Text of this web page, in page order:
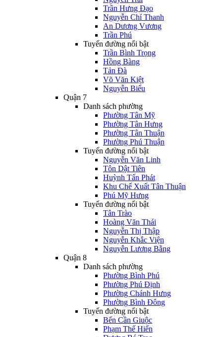
Trần Hưng Đạo
Nguyễn Chí Thanh
An Dương Vương
Trần Phú
Tuyến đường nổi bật
Trần Bình Trọng
Hồng Bàng
Tản Đà
Võ Văn Kiệt
Nguyễn Biểu
Quận 7
Danh sách phường
Phường Tân Mỹ
Phường Tân Hưng
Phường Tân Thuận
Phường Phú Thuận
Tuyến đường nổi bật
Nguyễn Văn Linh
Tôn Dật Tiên
Huỳnh Tấn Phát
Khu Chế Xuất Tân Thuận
Phú Mỹ Hưng
Tuyến đường nổi bật
Tân Trào
Hoàng Văn Thái
Nguyễn Thị Thập
Nguyễn Khắc Viện
Nguyễn Lương Bằng
Quận 8
Danh sách phường
Phường Bình Phú
Phường Phú Định
Phường Chánh Hưng
Phường Bình Đông
Tuyến đường nổi bật
Bến Cần Giuộc
Phạm Thế Hiển